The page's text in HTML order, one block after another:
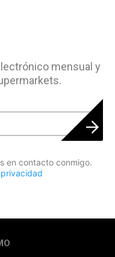
mensual y
en contacto conmigo.